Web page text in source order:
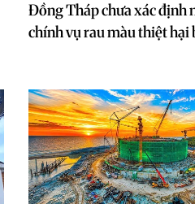
Đồng Tháp chưa xác định
chính vụ rau màu thiệt hại